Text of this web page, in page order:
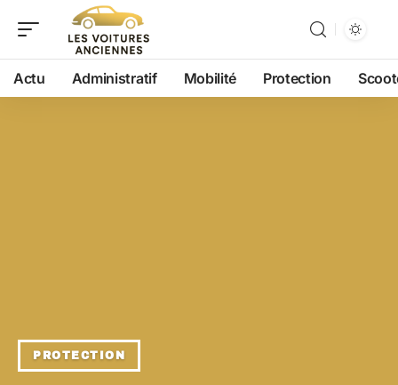
Actu Administratif Mobilité Protection
PROTECTION